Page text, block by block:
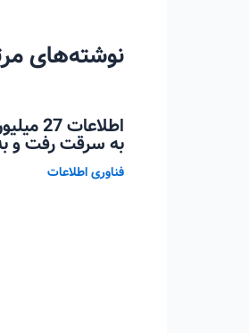
نوشته‌های
به سرقت رفت و
فناوری اطلاعات